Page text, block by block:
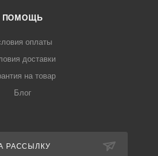
ПОМОЩЬ
оплаты
доставки
на товар
Блог
РАССЫЛКУ